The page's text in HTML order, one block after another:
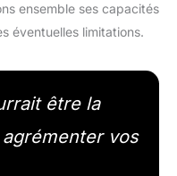
ensemble ses capacités
éventuelles limitations.
être la
vos